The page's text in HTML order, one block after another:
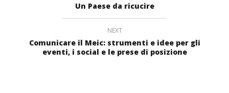
Un Paese da ricucire
NEXT
Comunicare il Meic: strumenti e idee per gli
eventi, i social e le prese di posizione